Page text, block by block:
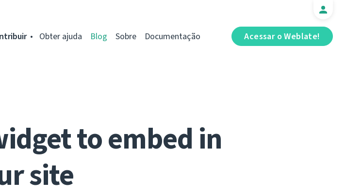
Acessar o Weblate!
Obter ajuda Blog Sobre Documentação
to embed in
site